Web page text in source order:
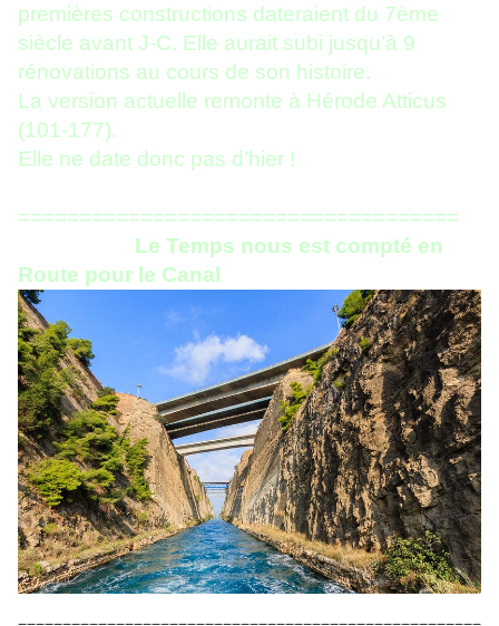
premières constructions dateraient du 7ème
siècle avant J-C. Elle aurait subi jusqu’à 9
rénovations au cours de son histoire.
La version actuelle remonte à Hérode Atticus
(101-177).
Elle ne date donc pas d’hier !
====================================
Le Temps nous est compté en
Route pour le Canal